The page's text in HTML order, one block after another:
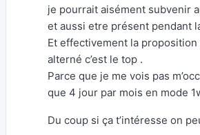
je pourrait aisément subvenir
et aussi etre présent pendant
Et effectivement la proposition
alterné c’est le top .
Parce que je me vois pas
que 4 jour par mois en mode
Du coup si ça t’intéresse on